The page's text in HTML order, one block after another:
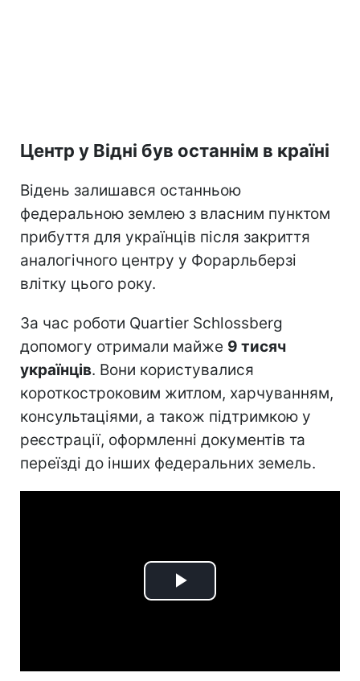
Центр у Відні був останнім в країні
Відень залишався останньою
федеральною землею з власним пунктом
прибуття для українців після закриття
аналогічного центру у Форарльберзі
влітку цього року.
За час роботи Quartier Schlossberg
допомогу отримали майже 9 тисяч
українців. Вони користувалися
короткостроковим житлом, харчуванням,
консультаціями, а також підтримкою у
реєстрації, оформленні документів та
переїзді до інших федеральних земель.
Play